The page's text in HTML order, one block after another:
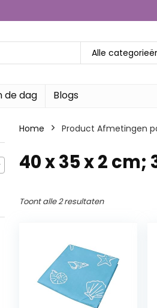
Alle
de dag Blogs
Home Product Afmetingen
‎40 x 35 x 2 cm;
Toont alle 2 resultaten